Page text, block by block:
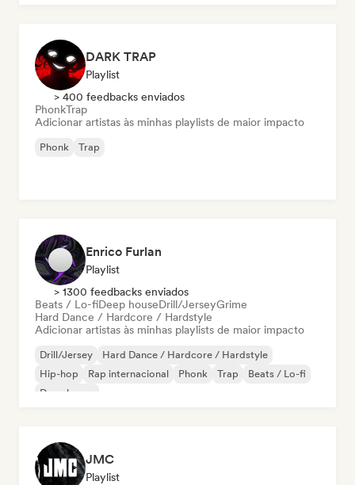
DARK TRAP
Playlist
> 400 feedbacks enviados
PhonkTrap
Adicionar artistas às minhas playlists de maior impacto
Phonk Trap
Enrico Furlan
Playlist
> 1300 feedbacks enviados
Beats / Lo-fiDeep houseDrill/JerseyGrime
Hard Dance / Hardcore / Hardstyle
Adicionar artistas às minhas playlists de maior impacto
Drill/Jersey
Hard Dance / Hardcore / Hardstyle
Hip-hop
Rap internacional Phonk Trap
Beats / Lo-fi
Deep house
JMC
Playlist